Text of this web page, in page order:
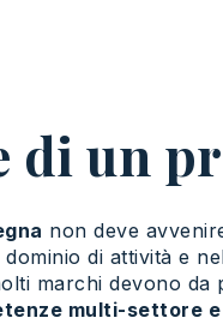
un
non deve
di attività e
marchi devono da
multi-settore